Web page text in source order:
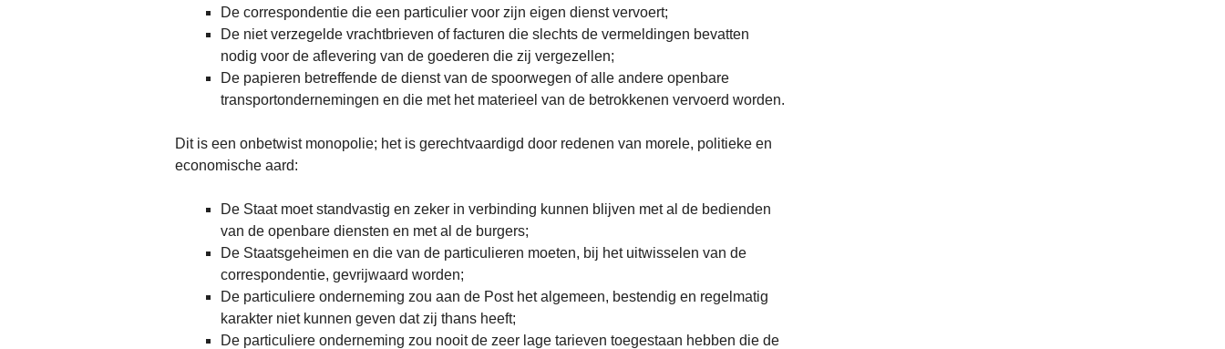
De correspondentie die een particulier voor zijn eigen dienst vervoert;
De niet verzegelde vrachtbrieven of facturen die slechts de vermeldingen bevatten
nodig voor de aflevering van de goederen die zij vergezellen;
De papieren betreffende de dienst van de spoorwegen of alle andere openbare
transportondernemingen en die met het materieel van de betrokkenen vervoerd worden.
Dit is een onbetwist monopolie; het is gerechtvaardigd door redenen van morele, politieke en
economische aard:
De Staat moet standvastig en zeker in verbinding kunnen blijven met al de bedienden
van de openbare diensten en met al de burgers;
De Staatsgeheimen en die van de particulieren moeten, bij het uitwisselen van de
correspondentie, gevrijwaard worden;
De particuliere onderneming zou aan de Post het algemeen, bestendig en regelmatig
karakter niet kunnen geven dat zij thans heeft;
De particuliere onderneming zou nooit de zeer lage tarieven toegestaan hebben die de